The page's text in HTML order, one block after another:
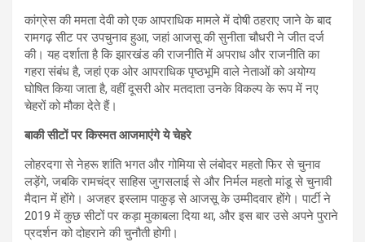
कांग्रेस की ममता देवी को एक आपराधिक मामले में दोषी ठहराए जाने के बाद
रामगढ़ सीट पर उपचुनाव हुआ, जहां आजसू की सुनीता चौधरी ने जीत दर्ज
की। यह दर्शाता है कि झारखंड की राजनीति में अपराध और राजनीति का
गहरा संबंध है, जहां एक ओर आपराधिक पृष्ठभूमि वाले नेताओं को अयोग्य
घोषित किया जाता है, वहीं दूसरी ओर मतदाता उनके विकल्प के रूप में नए
चेहरों को मौका देते हैं।
बाकी सीटों पर किस्मत आजमाएंगे ये चेहरे
लोहरदगा से नेहरू शांति भगत और गोमिया से लंबोदर महतो फिर से चुनाव
लड़ेंगे, जबकि रामचंद्र साहिस जुगसलाई से और निर्मल महतो मांडू से चुनावी
मैदान में होंगे। अजहर इस्लाम पाकुड़ से आजसू के उम्मीदवार होंगे। पार्टी ने
2019 में कुछ सीटों पर कड़ा मुकाबला दिया था, और इस बार उसे अपने पुराने
प्रदर्शन को दोहराने की चुनौती होगी।